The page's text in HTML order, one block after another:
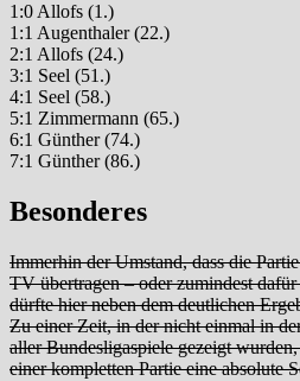
1:0 Allofs (1.)
1:1 Augenthaler (22.)
2:1 Allofs (24.)
3:1 Seel (51.)
4:1 Seel (58.)
5:1 Zimmermann (65.)
6:1 Günther (74.)
7:1 Günther (86.)
Besonderes
Immerhin der Umstand, dass die
TV übertragen – oder zumindest
dürfte hier neben dem deutlichen
Zu einer Zeit, in der nicht einmal in
aller Bundesligaspiele gezeigt
einer kompletten Partie eine absolute